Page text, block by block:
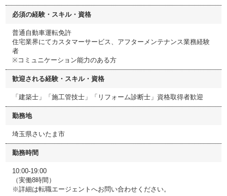
必須の経験・スキル・資格
普通自動車運転免許
住宅業界にてカスタマーサービス、アフターメンテナンス業務経験
者
※コミュニケーション能力のある方
歓迎される経験・スキル・資格
「建築士」「施工管技士」「リフォーム診断士」資格取得者歓迎
勤務地
埼玉県さいたま市
勤務時間
10:00-19:00
（実働8時間）
※詳細は転職エージェントへお問い合わせください。